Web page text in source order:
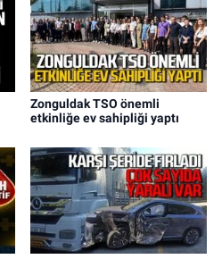
Zonguldak TSO önemli
etkinliğe ev sahipliği yaptı